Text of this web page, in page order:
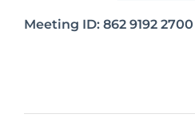
Meeting ID: 862 9192 2700